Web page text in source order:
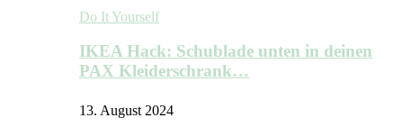
Do It Yourself
IKEA Hack: Schublade unten in deinen
PAX Kleiderschrank…
13. August 2024